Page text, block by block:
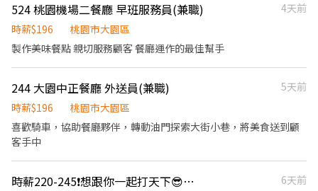
料/餐點擺盤、出餐/食安衛生管理/店鋪庫存管理/熟記內場各餐點製
作流程/其他主管交辦事項
17:30－22:30 夜班: 00:00－08:00 夜11班:23:00－08:00 晚9班：
21:00－06:00 ~~~~~~~~~~~~~~~~~~~~~~~~~~~~~~ 💸時薪230💸
專區 早9班：09:00 － 18:00 早8班：08:00 －17:00 午13班：13:00
━━━━━━━━━━━━━━━━━━━━━ ⚡酷財神系列⚡單日
津貼加碼250~600💸 🕒 上班時段 ▪ 早班：08:00 - 17:00｜時薪
建國路 桃3📍桃園市大園區中山南路 桃4📍桃園市觀音區玉林路一段
桃5📍桃園市觀音區寶倉街 桃6📍桃園市大園區航翔路 RC8📍桃園市
楊梅區環東路 桃9📍桃園市大園區建國路 桃17📍桃園市大園區開和
路 ━━━━━━━━━━━━━━━━━━━━━ ❤️𝑳𝒊𝒏𝒆 𝑰𝑫：
524 桃園機場二餐廳 早班服務員(兼職)
4天前
時薪$196
桃園市大園區
製作美味餐點 親切服務顧客 餐廳運作的最佳幫手
244 大園中正餐廳 外送員(兼職)
5天前
時薪$196
桃園市大園區
喜歡騎車，協助餐廳夥伴，轉動油門探索大街小巷，將美食送到顧
客手中
時薪220-245❗️想跟你一起打天下😎桃園機場第二航廈✈️摩斯漢堡🍔 6天前